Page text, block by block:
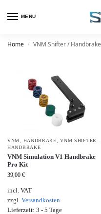
MENU
Home / VNM Shifter / Handbrake
VNM HANDBRAKE ,VNM-SHIFTER-
HANDBRAKE
VNM Simulation V1 Handbrake
Pro Kit
39,00 €
incl. VAT
zzgl. Versandkosten
Lieferzeit: 3 - 5 Tage